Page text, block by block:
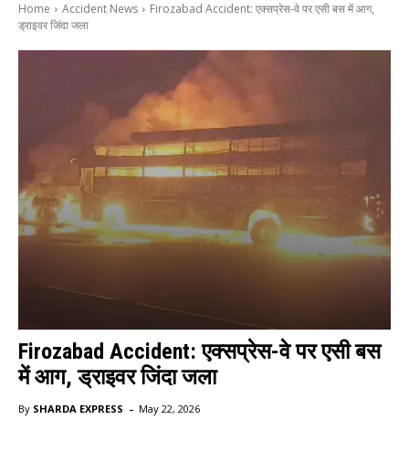
Home Accident News
Firozabad Accident: एक्सप्रेस-वे पर एसी बस में आग,
ड्राइवर जिंदा जला
Firozabad Accident: एक्सप्रेस-वे पर एसी बस
में आग, ड्राइवर जिंदा जला
By SHARDA EXPRESS - May 22, 2026